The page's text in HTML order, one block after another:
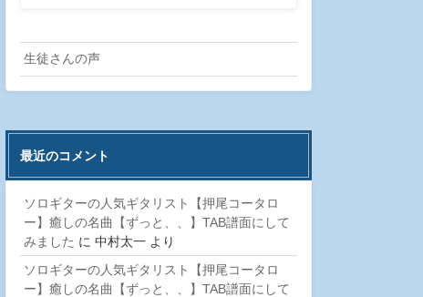
生徒さんの声
最近のコメント
ソロギターの人気ギタリスト【押尾コータロ
ー】癒しの名曲【ずっと、、】TAB譜面にして
みました に中村太一 より
ソロギターの人気ギタリスト【押尾コータロ
ー】癒しの名曲【ずっと、、】TAB譜面にして